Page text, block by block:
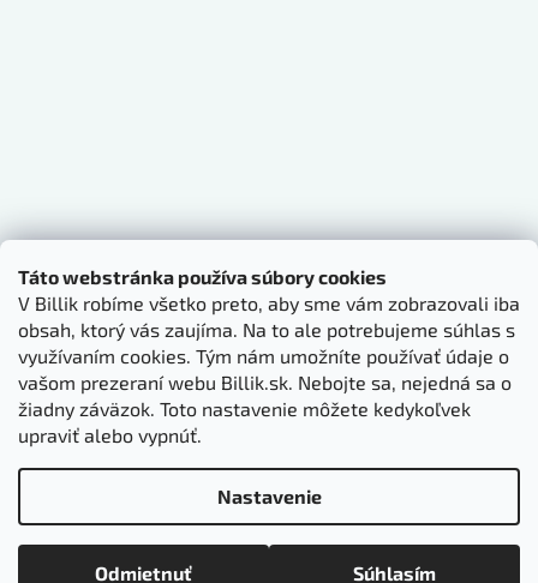
Táto webstránka používa súbory cookies
V Billik robíme všetko preto, aby sme vám zobrazovali iba
obsah, ktorý vás zaujíma. Na to ale potrebujeme súhlas s
využívaním cookies. Tým nám umožníte používať údaje o
vašom prezeraní webu Billik.sk. Nebojte sa, nejedná sa o
žiadny záväzok. Toto nastavenie môžete kedykoľvek
upraviť alebo vypnúť.
Nastavenie
Odmietnuť Súhlasím
Vytvoril Shoptet
Copyright 2026BILLIK.sk . Všetky práva vyhradené.